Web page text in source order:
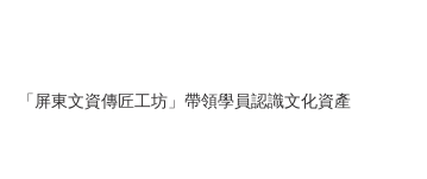
「屏東文資傳匠工坊」帶領學員認識文化資產